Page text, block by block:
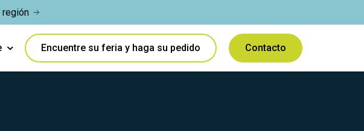
región
Encuentre su feria y haga su pedido Contacto